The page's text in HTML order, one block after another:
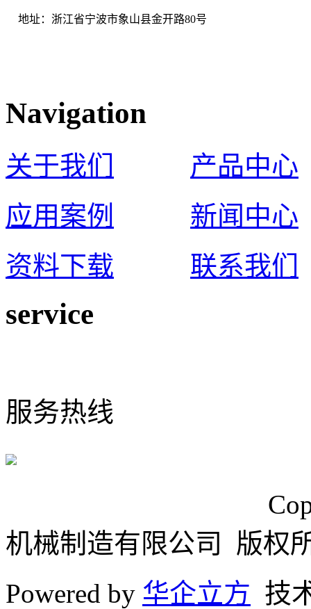
地址：浙江省宁波市象山县金开路80号
Navigation
关于我们
产品中心
应用案例
新闻中心
资料下载
联系我们
service
服务热线
机械制造有限公司 版权
Powered by 华企立方 技